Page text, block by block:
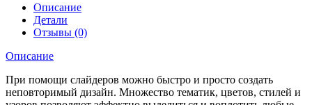
Описание
Детали
Отзывы (0)
Описание
При помощи слайдеров можно быстро и просто создать
неповторимый дизайн. Множество тематик, цветов, стилей и